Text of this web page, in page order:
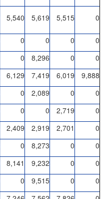
5,540 5,619 5,515 0
0 0 0 0
0 8,296 0 0
6,129 7,419 6,019 9,888
0 2,089 0 0
0 0 2,719 0
2,409 2,919 2,701 0
0 8,273 0 0
8,141 9,232 0 0
0 9,515 0 0